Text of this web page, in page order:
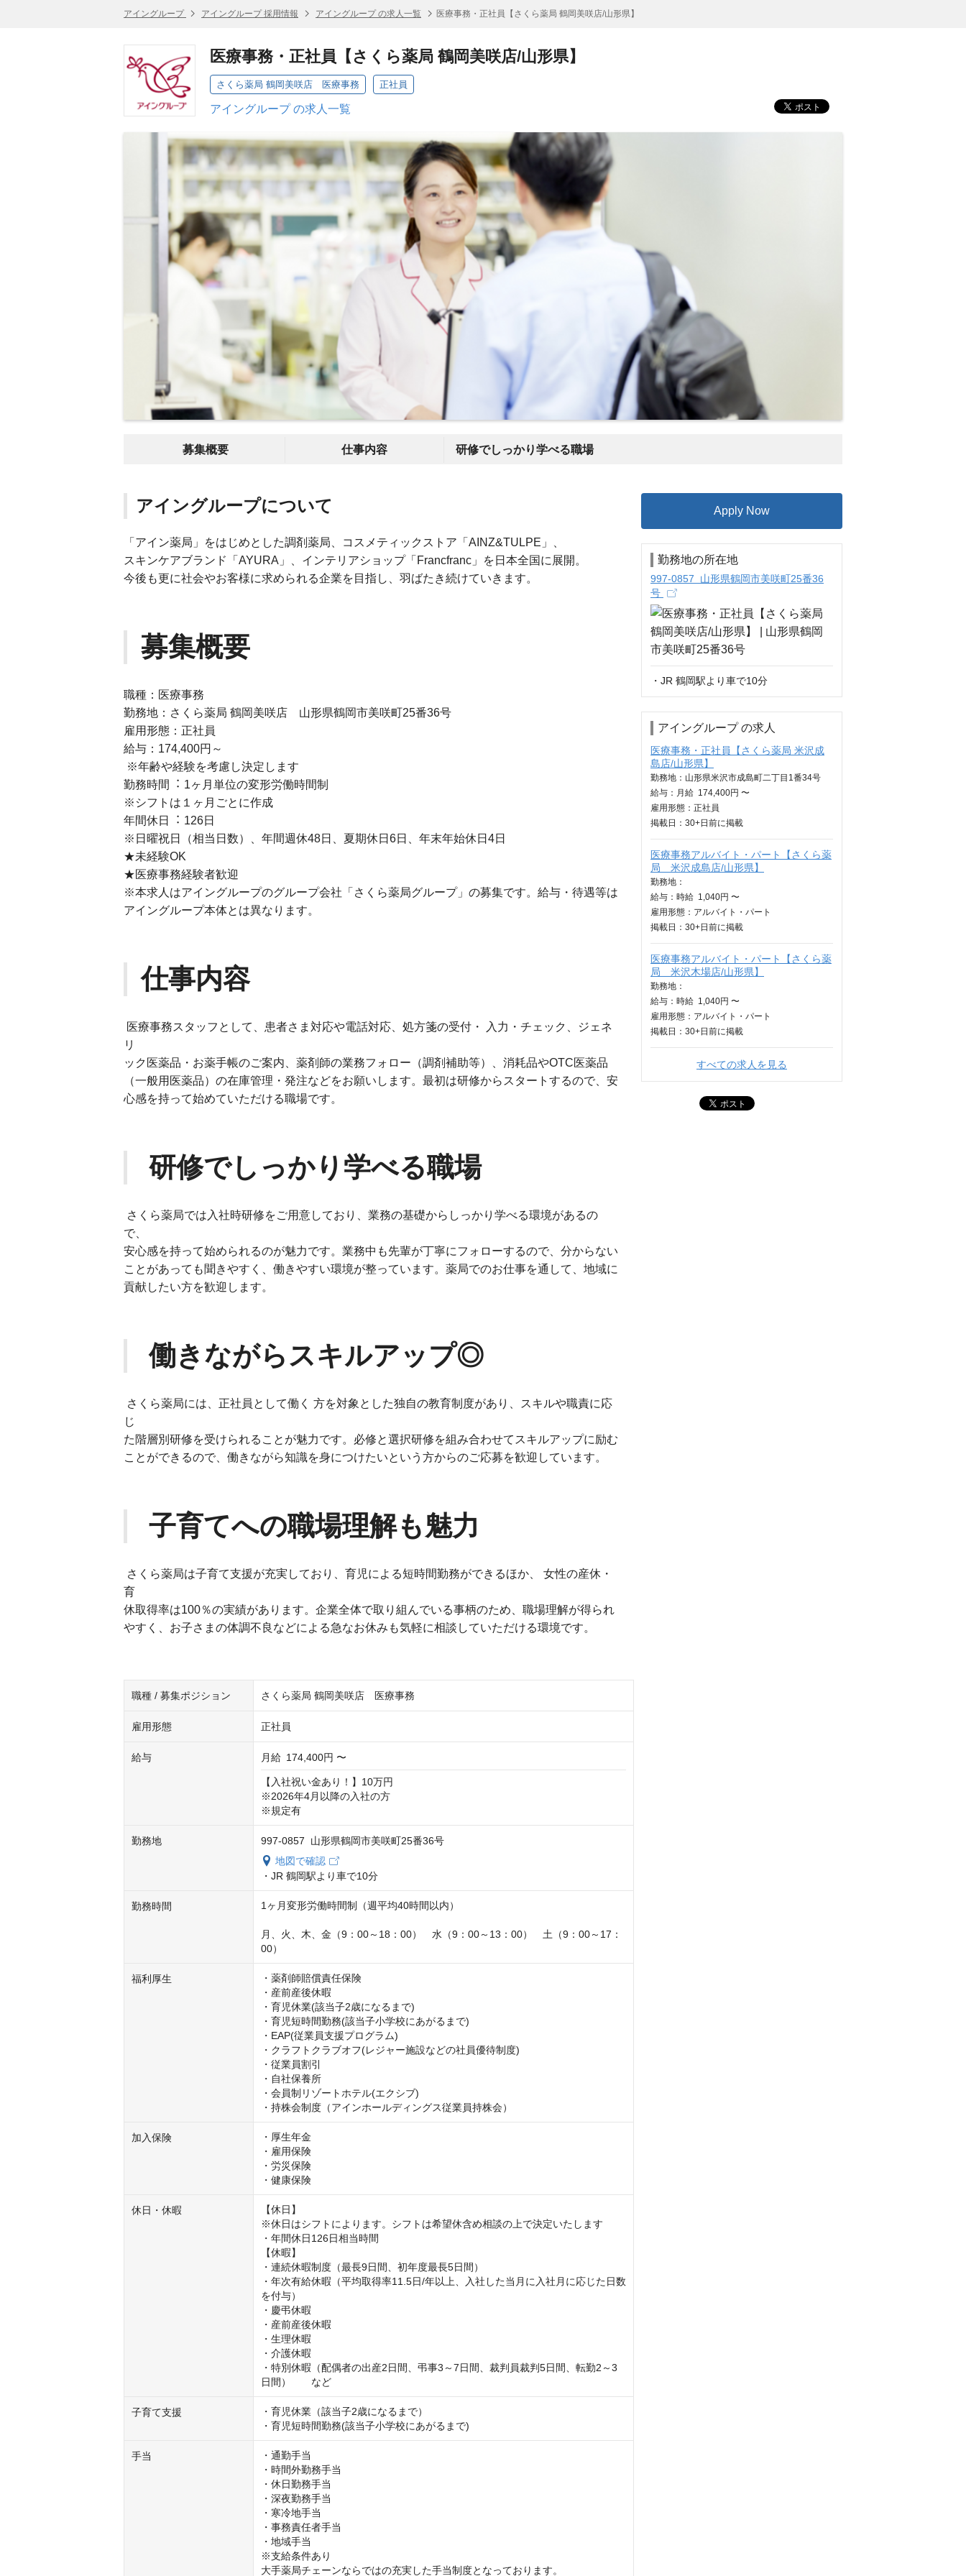
アイングループ アイングループ 採用情報 アイングループ の求人一覧 医療事務・正社員【さくら薬局 鶴岡美咲店/山形県】
医療事務・正社員【さくら薬局 鶴岡美咲店/山形県】
さくら薬局 鶴岡美咲店 医療事務 正社員
アイングループ の求人一覧
募集概要 仕事内容 研修でしっかり学べる職場
アイングループについて
「アイン薬局」をはじめとした調剤薬局、コスメティックストア「AINZ&TULPE」、
スキンケアブランド「AYURA」、インテリアショップ「Francfranc」を日本全国に展開。
今後も更に社会やお客様に求められる企業を目指し、羽ばたき続けていきます。
募集概要
職種：医療事務
勤務地：さくら薬局 鶴岡美咲店 山形県鶴岡市美咲町25番36号
雇用形態：正社員
給与：174,400円～
※年齢や経験を考慮し決定します
勤務時間︓ 1ヶ⽉単位の変形労働時間制
※シフトは１ヶ⽉ごとに作成
年間休⽇︓ 126⽇
※⽇曜祝⽇（相当⽇数）、年間週休48⽇、夏期休⽇6⽇、年末年始休⽇4⽇
★未経験OK
★医療事務経験者歓迎
※本求⼈はアイングループのグループ会社「さくら薬局グループ」の募集です。給与・待遇等は
アイングループ本体とは異なります。
仕事内容
医療事務スタッフとして、患者さま対応や電話対応、処⽅箋の受付・ ⼊⼒・チェック、ジェネ
リ
ック医薬品・お薬⼿帳のご案内、薬剤師の業務フォロー（調剤補助等）、消耗品やOTC医薬品
（⼀般⽤医薬品）の在庫管理・発注などをお願いします。最初は研修からスタートするので、安
⼼感を持って始めていただける職場です。
研修でしっかり学べる職場
さくら薬局では⼊社時研修をご⽤意しており、業務の基礎からしっかり学べる環境があるの
で、
安⼼感を持って始められるのが魅⼒です。業務中も先輩が丁寧にフォローするので、分からない
ことがあっても聞きやすく、働きやすい環境が整っています。薬局でのお仕事を通して、地域に
貢献したい⽅を歓迎します。
働きながらスキルアップ◎
さくら薬局には、正社員として働く ⽅を対象とした独⾃の教育制度があり、スキルや職責に応
じ
た階層別研修を受けられることが魅⼒です。必修と選択研修を組み合わせてスキルアップに励む
ことができるので、働きながら知識を⾝につけたいという⽅からのご応募を歓迎しています。
⼦育てへの職場理解も魅⼒
さくら薬局は⼦育て⽀援が充実しており、育児による短時間勤務ができるほか、 ⼥性の産休・
育
休取得率は100％の実績があります。企業全体で取り組んでいる事柄のため、職場理解が得られ
やすく、お⼦さまの体調不良などによる急なお休みも気軽に相談していただける環境です。
職種 / 募集ポジション さくら薬局 鶴岡美咲店 医療事務
雇用形態 正社員
給与 月給 174,400円 〜
【入社祝い金あり！】10万円
※2026年4月以降の入社の方
※規定有
勤務地
997-0857 山形県鶴岡市美咲町25番36号
地図で確認
・JR 鶴岡駅より車で10分
勤務時間 1ヶ月変形労働時間制（週平均40時間以内）
月、火、木、金（9：00～18：00）　水（9：00～13：00）　土（9：00～17：
00）
福利厚生
・薬剤師賠償責任保険
・産前産後休暇
・育児休業(該当子2歳になるまで)
・育児短時間勤務(該当子小学校にあがるまで)
・EAP(従業員支援プログラム)
・クラフトクラブオフ(レジャー施設などの社員優待制度)
・従業員割引
・自社保養所
・会員制リゾートホテル(エクシブ)
・持株会制度（アインホールディングス従業員持株会）
加入保険
・厚⽣年⾦
・雇⽤保険
・労災保険
・健康保険
休⽇・休暇
【休日】
※休日はシフトによります。シフトは希望休含め相談の上で決定いたします
・年間休日126日相当時間
【休暇】
・連続休暇制度（最長9日間、初年度最長5日間）
・年次有給休暇（平均取得率11.5日/年以上、入社した当月に入社月に応じた日数
を付与）
・慶弔休暇
・産前産後休暇
・生理休暇
・介護休暇
・特別休暇（配偶者の出産2日間、弔事3～7日間、裁判員裁判5日間、転勤2～3
日間）　　など
⼦育て⽀援
・育児休業（該当子2歳になるまで）
・育児短時間勤務(該当子小学校にあがるまで)
⼿当
・通勤⼿当
・時間外勤務⼿当
・休⽇勤務⼿当
・深夜勤務⼿当
・寒冷地⼿当
・事務責任者⼿当
・地域⼿当
※⽀給条件あり
⼤⼿薬局チェーンならではの充実した⼿当制度となっております。
Apply Now
勤務地の所在地
997-0857 山形県鶴岡市美咲町25番36
号
・JR 鶴岡駅より車で10分
アイングループ の求人
医療事務・正社員【さくら薬局 米沢成
島店/山形県】
勤務地：山形県米沢市成島町二丁目1番34号
給与： 月給 174,400円 〜
雇用形態：正社員
掲載日： 30+日 前に掲載
医療事務アルバイト・パート【さくら薬
局 米沢成島店/山形県】
勤務地：
給与： 時給 1,040円 〜
雇用形態：アルバイト・パート
掲載日： 30+日 前に掲載
医療事務アルバイト・パート【さくら薬
局 米沢木場店/山形県】
勤務地：
給与： 時給 1,040円 〜
雇用形態：アルバイト・パート
掲載日： 30+日 前に掲載
すべての求人を見る